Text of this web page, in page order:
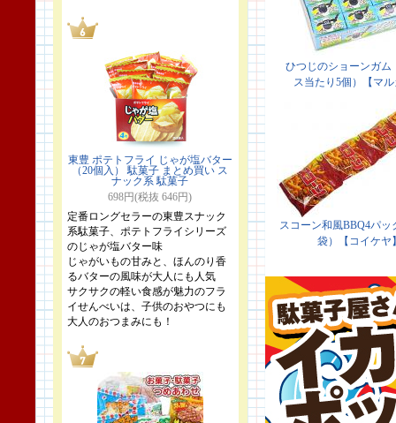
東豊 ポテトフライ じゃが塩バター
（20個入） 駄菓子 まとめ買い ス
ナック系 駄菓子
698円(税抜 646円)
定番ロングセラーの東豊スナック
系駄菓子、ポテトフライシリーズ
のじゃが塩バター味
じゃがいもの甘みと、ほんのり香
るバターの風味が大人にも人気
サクサクの軽い食感が魅力のフラ
イせんべいは、子供のおやつにも
大人のおつまみにも！